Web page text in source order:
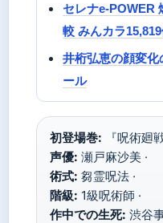
セレナe-POWER
較 みんカラ
井桁弘恵の顔変化
ール
初登場巻: 『呪術廻
声優: 瀬戸麻沙美 ·
術式: 芻霊呪法 ·
階級: 1級呪術師 ·
作中での生死: 渋谷